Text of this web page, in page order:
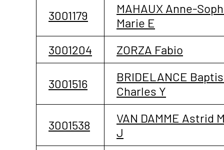
3001179
MAHAUX Anne-
Marie E
3001204
ZORZA Fabio
3001516
BRIDELANCE
Charles Y
3001538
VAN DAMME Astrid
J